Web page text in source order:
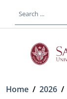
Breadcrumb
Home / 2026 /